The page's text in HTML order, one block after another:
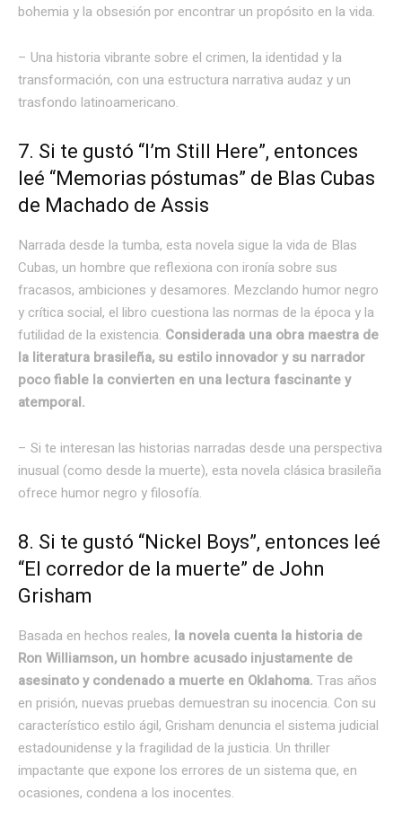
bohemia y la obsesión por encontrar un propósito en la vida.
– Una historia vibrante sobre el crimen, la identidad y la
transformación, con una estructura narrativa audaz y un
trasfondo latinoamericano.
7. Si te gustó “I’m Still Here”, entonces
leé “Memorias póstumas” de Blas Cubas
de Machado de Assis
Narrada desde la tumba, esta novela sigue la vida de Blas
Cubas, un hombre que reflexiona con ironía sobre sus
fracasos, ambiciones y desamores. Mezclando humor negro
y crítica social, el libro cuestiona las normas de la época y la
futilidad de la existencia. Considerada una obra maestra de
la literatura brasileña, su estilo innovador y su narrador
poco fiable la convierten en una lectura fascinante y
atemporal.
– Si te interesan las historias narradas desde una perspectiva
inusual (como desde la muerte), esta novela clásica brasileña
ofrece humor negro y filosofía.
8. Si te gustó “Nickel Boys”, entonces leé
“El corredor de la muerte” de John
Grisham
Basada en hechos reales, la novela cuenta la historia de
Ron Williamson, un hombre acusado injustamente de
asesinato y condenado a muerte en Oklahoma. Tras años
en prisión, nuevas pruebas demuestran su inocencia. Con su
característico estilo ágil, Grisham denuncia el sistema judicial
estadounidense y la fragilidad de la justicia. Un thriller
impactante que expone los errores de un sistema que, en
ocasiones, condena a los inocentes.